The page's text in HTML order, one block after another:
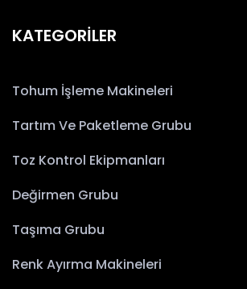
KATEGORİLER
Tohum İşleme Makineleri
Tartım Ve Paketleme Grubu
Toz Kontrol Ekipmanları
Değirmen Grubu
Taşıma Grubu
Renk Ayırma Makineleri